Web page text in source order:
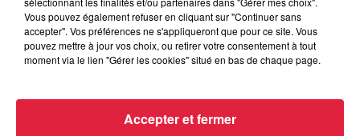
Tarif Gratuit
Fantastique puis samedi 26 octobre au Haut-Koenigsbourg
Vous pouvez également refuser en cliquant sur "Continuer sans
accepter". Vos préférences ne s'appliqueront que pour ce site. Vous
pouvez mettre à jour vos choix, ou retirer votre consentement à tout
moment via le lien "Gérer les cookies" situé en bas de chaque page.
Accepter et fermer